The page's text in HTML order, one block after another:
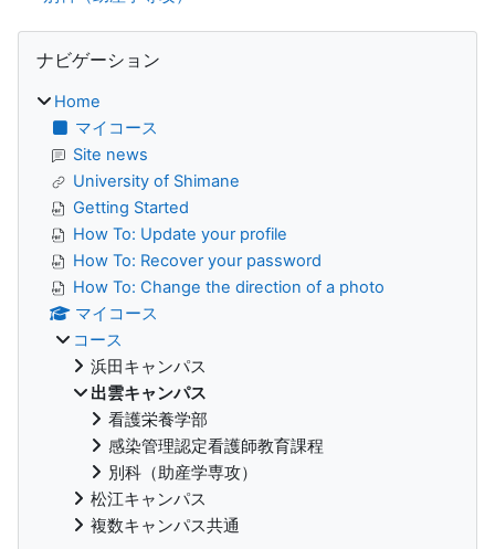
ブロック
ナビゲーション
Home
マイコース
Site news
University of Shimane
Getting Started
How To: Update your profile
How To: Recover your password
How To: Change the direction of a photo
マイコース
コース
浜田キャンパス
出雲キャンパス
看護栄養学部
感染管理認定看護師教育課程
別科（助産学専攻）
松江キャンパス
複数キャンパス共通